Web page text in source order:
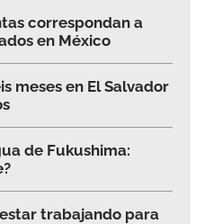
correspondan a
en México
meses en El Salvador
de Fukushima:
trabajando para